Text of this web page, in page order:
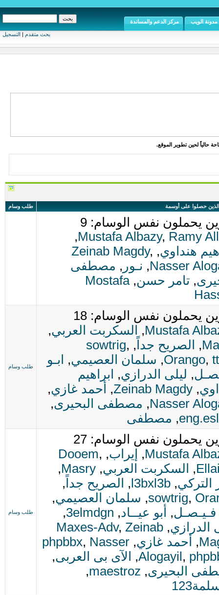
بحث متقدم | التسجيل
مدونة الويب مركز الدعم والمساندة
حالياً لحين تطوير الموقع.
الذين حصلوا على أوسمة طلب وسام
يحملون نفس الوسام: 9
Mustafa Albazy, Ramy
,
هنداوي,
Zeinab Magdy,
Nasser
, نـور , مصطفى
, تامر حسن,
Mostafa
يحملون نفس الوسام: 18
Mustafa
, السكربت العربي,
, الصريح جداً ,
sowtrig,
Orango,
, سلمان العصيمي,
ابـو
, ليلى الدرازي,
ابراهيم
,
Zeinab Magdy
, أحمد غازي,
Nasser
, مصطفى البحيرى,
, مصطفى
طلب وسام
يحملون نفس الوسام: 27
Mustafa
, إيراب,
Dooem,
, السكربت العربي,
Masry
,
التركي,
l3bxl3b
, الصريح جداً ,
sowtrig,
, سلمان العصيمي,
فـيـصـل, أبو عيــاد,
3elmdgn
,
الدرازي,
Maxes-Adv, Zeinab
, أحمد غازي,
phpbbx, Nasser
Alogayil ,
, الآى بى العربى,
البحيرى,
maestroz
,
طلب وسام